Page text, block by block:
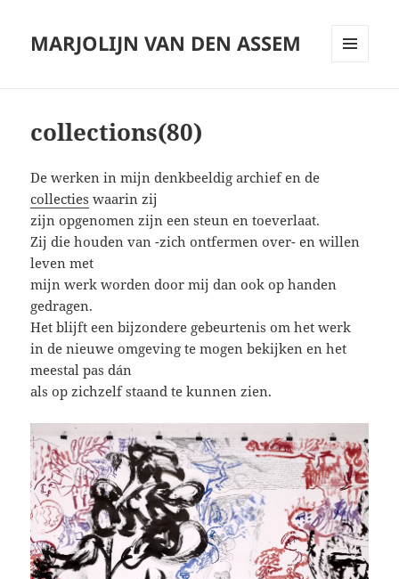
MARJOLIJN VAN DEN ASSEM
collections(80)
De werken in mijn denkbeeldig archief en de
collecties waarin zij
zijn opgenomen zijn een steun en toeverlaat.
Zij die houden van -zich ontfermen over- en willen
leven met
mijn werk worden door mij dan ook op handen
gedragen.
Het blijft een bijzondere gebeurtenis om het werk
in de nieuwe omgeving te mogen bekijken en het
meestal pas dán
als op zichzelf staand te kunnen zien.